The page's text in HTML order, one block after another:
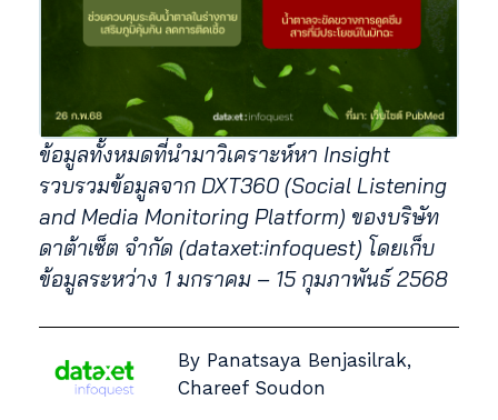
ข้อมูลทั้งหมดที่นำมาวิเคราะห์หา Insight
รวบรวมข้อมูลจาก DXT360 (Social Listening
and Media Monitoring Platform) ของบริษัท
ดาต้าเซ็ต จำกัด (dataxet:infoquest) โดยเก็บ
ข้อมูลระหว่าง 1 มกราคม – 15 กุมภาพันธ์ 2568
By Panatsaya Benjasilrak,
Chareef Soudon